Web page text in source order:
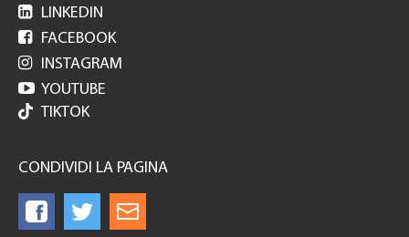
 LINKEDIN
 FACEBOOK
 INSTAGRAM
 YOUTUBE
TIKTOK
CONDIVIDI LA PAGINA